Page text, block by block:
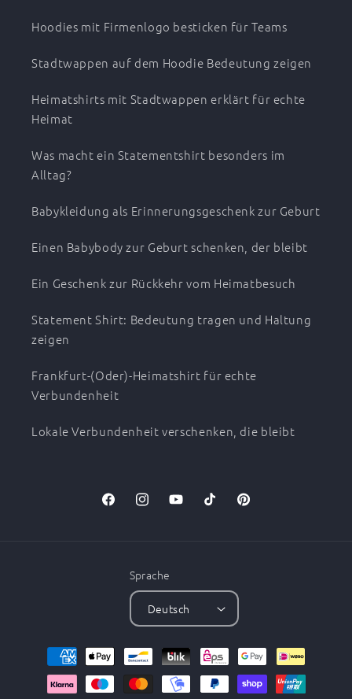
Hoodies mit Firmenlogo besticken für Teams
Stadtwappen auf dem Hoodie Bedeutung zeigen
Heimatshirts mit Stadtwappen erklärt für echte
Heimat
Was macht ein Statementshirt besonders im
Alltag?
Babykleidung als Erinnerungsgeschenk zur Geburt
Einen Babybody zur Geburt schenken, der bleibt
Ein Geschenk zur Rückkehr vom Heimatbesuch
Statement Shirt: Bedeutung tragen und Haltung
zeigen
Frankfurt-(Oder)-Heimatshirt für echte
Verbundenheit
Lokale Verbundenheit verschenken, die bleibt
FacebookInstagramYouTubeTikTok Pinterest
Sprache
Deutsch
Zahlungsmethoden